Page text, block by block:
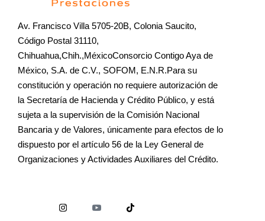
Av. Francisco Villa 5705-20B, Colonia Saucito,
Código Postal 31110,
Chihuahua,Chih.,MéxicoConsorcio Contigo Aya de
México, S.A. de C.V., SOFOM, E.N.R.Para su
constitución y operación no requiere autorización de
la Secretaría de Hacienda y Crédito Público, y está
sujeta a la supervisión de la Comisión Nacional
Bancaria y de Valores, únicamente para efectos de lo
dispuesto por el artículo 56 de la Ley General de
Organizaciones y Actividades Auxiliares del Crédito.